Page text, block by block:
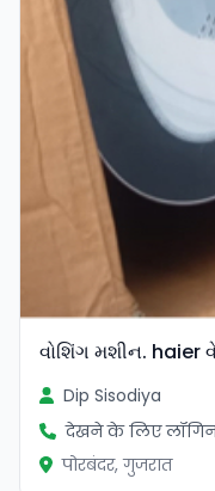
વોશિંગ મશીન. haier
Dip Sisodiya
देखने के लिए
पोरबंदर, गुजरात